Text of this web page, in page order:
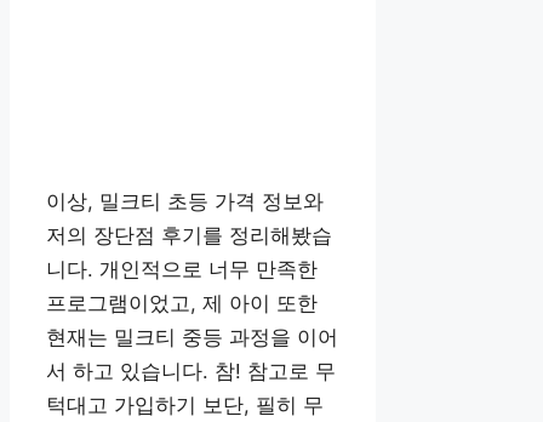
이상, 밀크티 초등 가격 정보와
저의 장단점 후기를 정리해봤습
니다. 개인적으로 너무 만족한
프로그램이었고, 제 아이 또한
현재는 밀크티 중등 과정을 이어
서 하고 있습니다. 참! 참고로 무
턱대고 가입하기 보단, 필히 무